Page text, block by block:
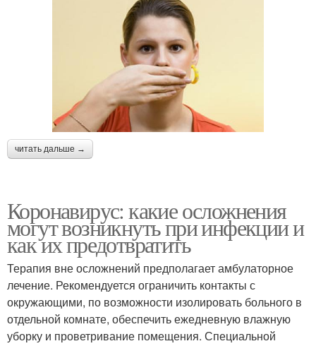
читать дальше →
Коронавирус: какие осложнения
могут возникнуть при инфекции и
как их предотвратить
Терапия вне осложнений предполагает амбулаторное
лечение. Рекомендуется ограничить контакты с
окружающими, по возможности изолировать больного в
отдельной комнате, обеспечить ежедневную влажную
уборку и проветривание помещения. Специальной